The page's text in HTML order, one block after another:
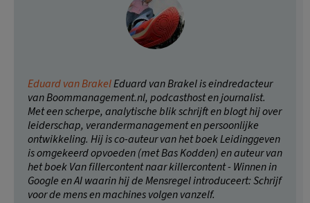
Eduard van BrakelEduard van Brakel is eindredacteur
van Boommanagement.nl, podcasthost en journalist.
Met een scherpe, analytische blik schrijft en blogt hij over
leiderschap, verandermanagement en persoonlijke
ontwikkeling. Hij is co-auteur van het boek Leidinggeven
is omgekeerd opvoeden (met Bas Kodden) en auteur van
het boek Van fillercontent naar killercontent - Winnen in
Google en AI waarin hij de Mensregel introduceert: Schrijf
voor de mens en machines volgen vanzelf.